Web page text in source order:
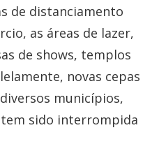
de distanciamento
as áreas de lazer,
de shows, templos
novas cepas
municípios,
sido interrompida